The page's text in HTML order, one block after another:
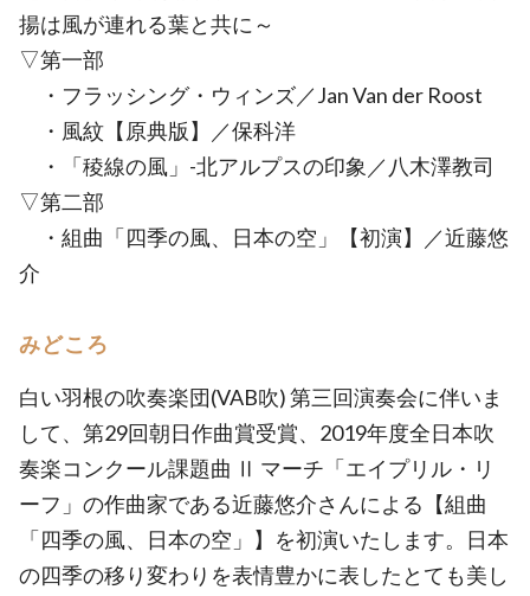
揚は風が連れる葉と共に～
▽第一部
・フラッシング・ウィンズ／Jan Van der Roost
・風紋【原典版】／保科洋
・「稜線の風」-北アルプスの印象／八木澤教司
▽第二部
・組曲「四季の風、日本の空」【初演】／近藤悠
介
みどころ
白い羽根の吹奏楽団(VAB吹) 第三回演奏会に伴いま
して、第29回朝日作曲賞受賞、2019年度全日本吹
奏楽コンクール課題曲 Ⅱ マーチ「エイプリル・リ
ーフ」の作曲家である近藤悠介さんによる【組曲
「四季の風、日本の空」】を初演いたします。日本
の四季の移り変わりを表情豊かに表したとても美し